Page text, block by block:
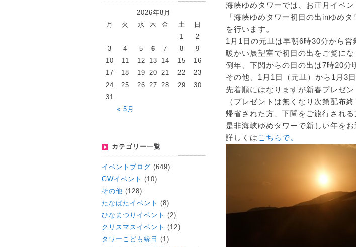
2026年8月
月
火 水 木 金 土 日
« 5月
1
2
3
4 5 6 7 8
9
10
11 12 13 14 15
16
17
18 19 20 21 22
23
24
25 26 27 28 29
30
31
カテゴリー一覧
イベントブログ (649)
GWイベント (10)
その他 (128)
たなばたイベント (8)
ひなまつりイベント (2)
クリスマスイベント (12)
タワーこども縁日 (1)
海峡ゆめタワーでは、お正月イベン
「海峡ゆめタワー初日の出inゆめタ
を行います。
1月1日の元旦は早朝6時30分から営
暖かい展望室で初日の出をご覧にな
例年、下関からの日の出は7時20分
その他、1月1日（元旦）から1月3
先着順にはなりますが新春プレゼン
（プレゼントは無くなり次第配布終
帰省された方、下関をご旅行され
是非海峡ゆめタワーで新しい年をお
詳しくは こちらで。